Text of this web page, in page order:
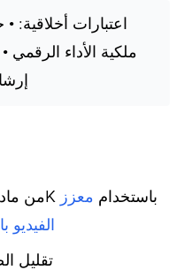
اعتبارات أخلاقية:
ملكية الأداء الرقمي
تحسين دقة 8K من مادة مصدر 4K باستخدام معزز
الفيديو
تقليل